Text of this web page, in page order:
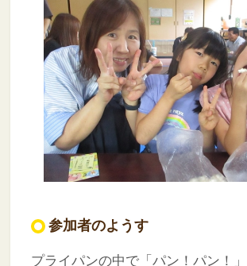
参加者のようす
プライパンの中で「パン！パン！